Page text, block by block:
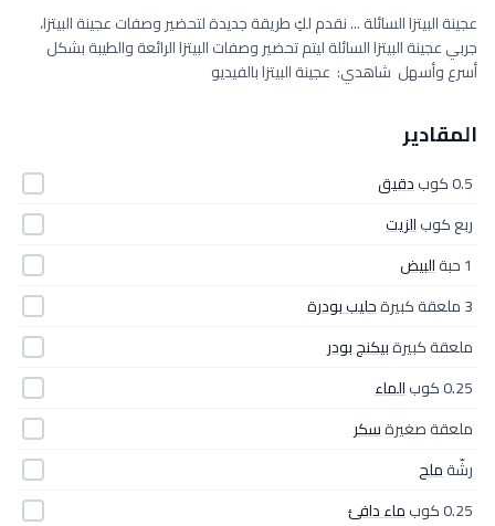
عجينة البيتزا السائلة ... نقدم لكِ طريقة جديدة لتحضير وصفات عجينة البيتزا،
جربي عجينة البيتزا السائلة ليتم تحضير وصفات البيتزا الرائعة والطيبة بشكل
أسرع وأسهل شاهدي: عجينة البيتزا بالفيديو
المقادير
0.5 كوب
دقيق
ربع كوبالزيت
1 حبة
البيض
3 ملعقة كبيرة
حليب بودرة
ملعقة كبيرةبيكنج بودر
0.25 كوب
الماء
ملعقة صغيرةسكر
رشّةملح
0.25 كوب
ماء دافئ